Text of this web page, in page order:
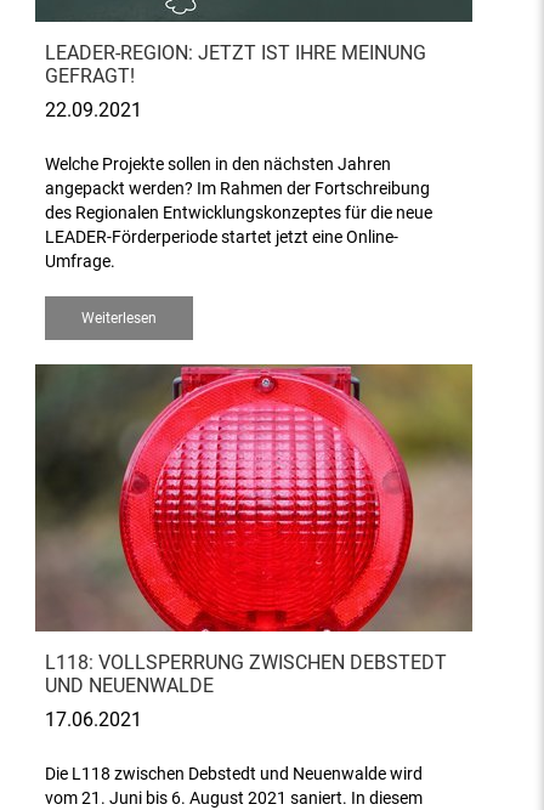
LEADER-REGION: JETZT IST IHRE MEINUNG
GEFRAGT!
22.09.2021
Welche Projekte sollen in den nächsten Jahren
angepackt werden? Im Rahmen der Fortschreibung
des Regionalen Entwicklungskonzeptes für die neue
LEADER-Förderperiode startet jetzt eine Online-
Umfrage.
Weiterlesen
L118: VOLLSPERRUNG ZWISCHEN DEBSTEDT
UND NEUENWALDE
17.06.2021
Die L118 zwischen Debstedt und Neuenwalde wird
vom 21. Juni bis 6. August 2021 saniert. In diesem